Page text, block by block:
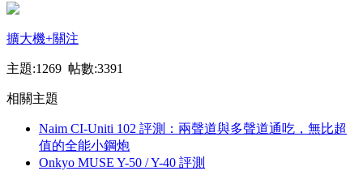
擴大機+關注
主題:1269 帖數:3391
相關主題
Naim CI-Uniti 102 評測：兩聲道與多聲道通吃，無比超
值的全能小鋼炮
Onkyo MUSE Y-50 / Y-40 評測